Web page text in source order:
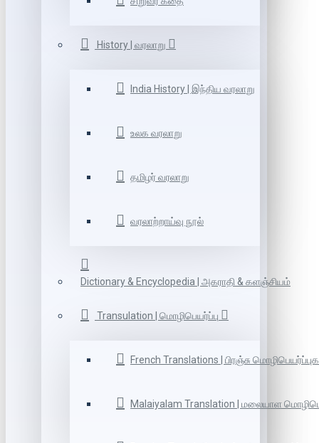
History | வரலாறு
India History | இந்திய வரலாறு
உலக வரலாறு
தமிழர் வரலாறு
வரலாற்றாய்வு நூல்
Dictionary & Encyclopedia | அகராதி & களஞ்சியம்
Transulation | மொழிபெயர்ப்பு
French Translations | பிரஞ்சு
Malaiyalam Translation | மலையாள